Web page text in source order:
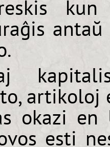
artikoloj
okazi en
esti